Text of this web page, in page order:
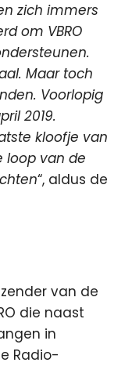
zich immers
om VBRO
Maar toch
Voorlopig
2019.
kloofje van
loop van de
“, aldus de
van de
die naast
in
Radio-